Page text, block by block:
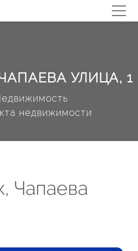
УЛИЦА, 1
недвижимости
Чапаева